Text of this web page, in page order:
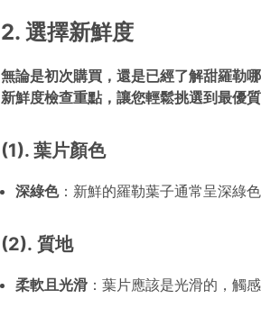
2. 選擇新鮮度
無論是初次購買，還是已經了解甜羅勒
新鮮度檢查重點，讓您輕鬆挑選到最優質
(1). 葉片顏色
深綠色：新鮮的羅勒葉子通常呈深綠
(2). 質地
柔軟且光滑 ：葉片應該是光滑的，觸